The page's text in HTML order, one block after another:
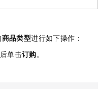
商品类型进行如下操作：
单击订购。